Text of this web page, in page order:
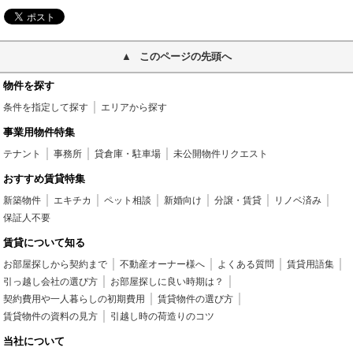
このページの先頭へ
物件を探す
条件を指定して探す エリアから探す
事業用物件特集
テナント 事務所 貸倉庫・駐車場 未公開物件リクエスト
おすすめ賃貸特集
新築物件 エキチカ ペット相談 新婚向け 分譲・賃貸
リノベ済み
保証人不要
賃貸について知る
お部屋探しから契約まで 不動産オーナー様へ よくある質問
賃貸用語集
引っ越し会社の選び方
お部屋探しに良い時期は？
契約費用や一人暮らしの初期費用
賃貸物件の選び方
賃貸物件の資料の見方
引越し時の荷造りのコツ
当社について